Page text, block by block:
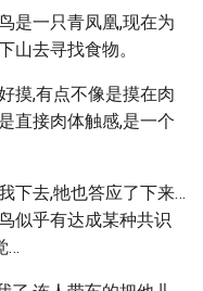
是一只青凤凰,现在为
山去寻找食物。
摸,有点不像是摸在肉
直接肉体触感,是一个
下去,牠也答应了下来…
似乎有达成某种共识
…